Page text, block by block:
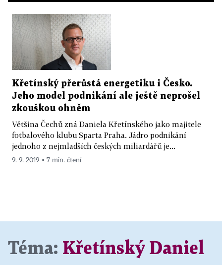
Křetínský přerůstá energetiku i Česko.
Jeho model podnikání ale ještě neprošel
zkouškou ohněm
Většina Čechů zná Daniela Křetínského jako majitele
fotbalového klubu Sparta Praha. Jádro podnikání
jednoho z nejmladších českých mi­liardářů je...
9. 9. 2019 ▪ 7 min. čtení
Téma: Křetínský Daniel